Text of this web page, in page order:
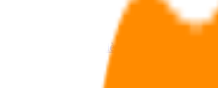
sur la fortune immobilière (IFI)